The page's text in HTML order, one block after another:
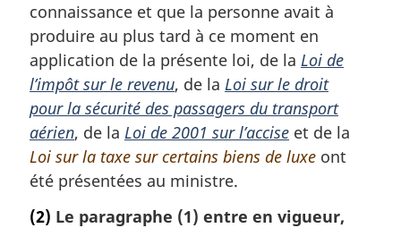
g
i
n
a
e
:
connaissance et que la personne avait à
produire au plus tard à ce moment en
application de la présente loi, de la Loi de
l’impôt sur le revenu, de la Loi sur le droit
pour la sécurité des passagers du transport
aérien, de la Loi de 2001 sur l’accise et de la
Loi sur la taxe sur certains biens de luxe ont
été présentées au ministre.
(2) Le paragraphe (1) entre en vigueur,